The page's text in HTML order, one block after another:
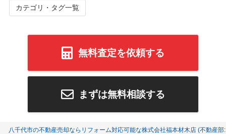
カテゴリ・タグ一覧
無料査定を依頼する
まずは無料相談する
八千代市の不動産売却ならリフォーム対応可能な株式会社福本材木店 (不動産